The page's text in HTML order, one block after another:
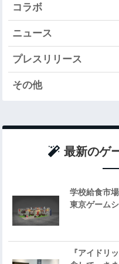
コラボ
ニュース
プレスリリース
その他
最新のゲ
学校給食市
東京ゲーム
『アイドリ